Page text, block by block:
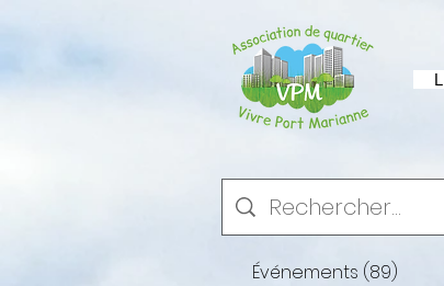
Événements (89)